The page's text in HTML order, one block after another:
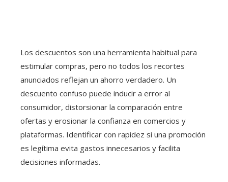
Los descuentos son una herramienta habitual para
estimular compras, pero no todos los recortes
anunciados reflejan un ahorro verdadero. Un
descuento confuso puede inducir a error al
consumidor, distorsionar la comparación entre
ofertas y erosionar la confianza en comercios y
plataformas. Identificar con rapidez si una promoción
es legítima evita gastos innecesarios y facilita
decisiones informadas.